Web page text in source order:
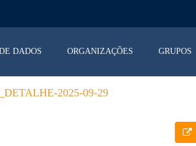
DADOS ORGANIZAÇÕES GRUPOS
2025-09-29